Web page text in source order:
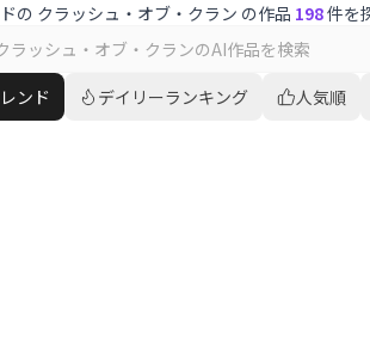
の クラッシュ・オブ・クラン の作品 198件を
ンド デイリーランキング 人気順